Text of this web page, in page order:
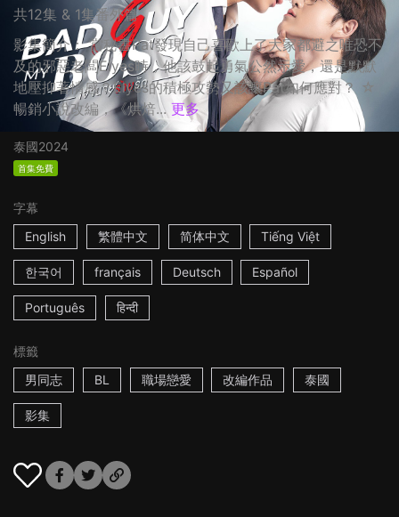
共12集 & 1集番外篇
影集簡介： 當秘書Pat發現自己喜歡上了大家都避之唯恐不
及的邪惡老闆Elyes時，他該鼓起勇氣公然示愛，還是默默
地壓抑著情感？Elyes的積極攻勢又該讓Pat如何應對？ ☆
暢銷小說改編，《烘焙... 更多
泰國2024
首集免費
字幕
English
繁體中文 简体中文 Tiếng Việt
한국어 français Deutsch Español
Português हिन्दी
標籤
男同志
BL 職場戀愛 改編作品 泰國
影集